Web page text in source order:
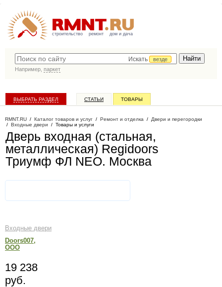
строительство ремонт дом и дача
Искать
везде
Например, паркет
ВЫБРАТЬ РАЗДЕЛ СТАТЬИ ТОВАРЫ
RMNT.RU / Каталог товаров и услуг / Ремонт и отделка / Двери и перегородки
/ Входные двери / Товары и услуги
Дверь входная (стальная,
металлическая) Regidoors
Триумф ФЛ NEO. Москва
Входные двери
Doors007,
ООО
19 238
руб.